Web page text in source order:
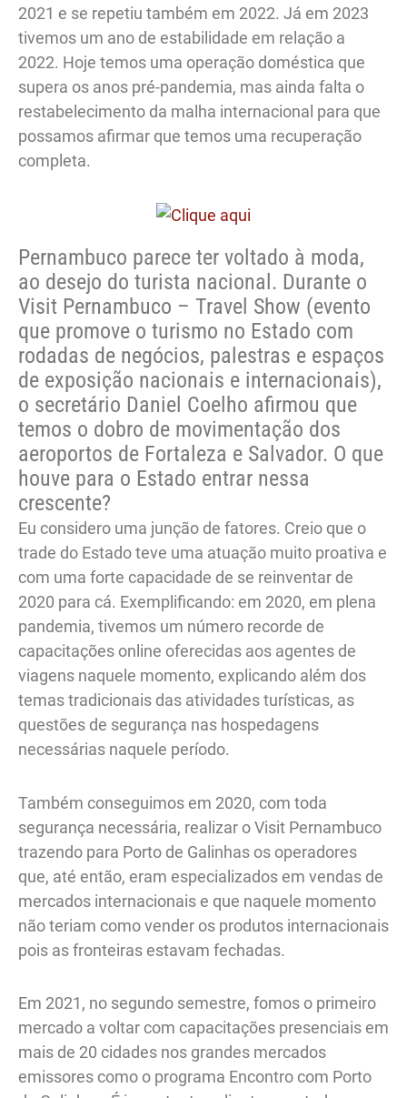
2021 e se repetiu também em 2022. Já em 2023
tivemos um ano de estabilidade em relação a
2022. Hoje temos uma operação doméstica que
supera os anos pré-pandemia, mas ainda falta o
restabelecimento da malha internacional para que
possamos afirmar que temos uma recuperação
completa.
Pernambuco parece ter voltado à moda,
ao desejo do turista nacional. Durante o
Visit Pernambuco – Travel Show (evento
que promove o turismo no Estado com
rodadas de negócios, palestras e espaços
de exposição nacionais e internacionais),
o secretário Daniel Coelho afirmou que
temos o dobro de movimentação dos
aeroportos de Fortaleza e Salvador. O que
houve para o Estado entrar nessa
crescente?
Eu considero uma junção de fatores. Creio que o
trade do Estado teve uma atuação muito proativa e
com uma forte capacidade de se reinventar de
2020 para cá. Exemplificando: em 2020, em plena
pandemia, tivemos um número recorde de
capacitações online oferecidas aos agentes de
viagens naquele momento, explicando além dos
temas tradicionais das atividades turísticas, as
questões de segurança nas hospedagens
necessárias naquele período.
Também conseguimos em 2020, com toda
segurança necessária, realizar o Visit Pernambuco
trazendo para Porto de Galinhas os operadores
que, até então, eram especializados em vendas de
mercados internacionais e que naquele momento
não teriam como vender os produtos internacionais
pois as fronteiras estavam fechadas.
Em 2021, no segundo semestre, fomos o primeiro
mercado a voltar com capacitações presenciais em
mais de 20 cidades nos grandes mercados
emissores como o programa Encontro com Porto